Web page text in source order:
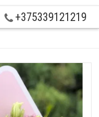
+375339121219